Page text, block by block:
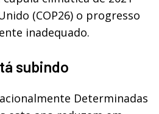
(COP26) o progresso
inadequado.
subindo
Determinadas